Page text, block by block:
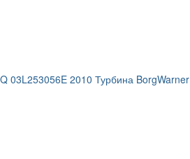
03L253056E 2010 Турбина BorgWarner